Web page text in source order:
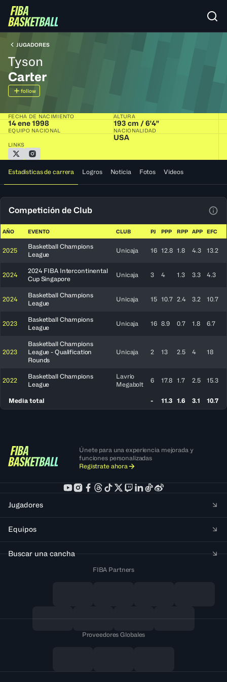
JUGADORES
Tyson
Carter
follow
FECHA DE NACIMIENTO
14 ene 1998
ALTURA
193 cm / 6'4"
EQUIPO NACIONAL NACIONALIDAD
USA
LINKS
Estadísticas de carrera Logros Noticia Fotos Videos
Competición de Club
AÑO EVENTO CLUB PJ PPP RPP APP EFC
2025
Basketball Champions
League
Unicaja 16 12.8 1.8 4.3 13.2
2024
2024 FIBA Intercontinental
Cup Singapore
Unicaja 3 4 1.3 3.3 4.3
2024
Basketball Champions
League
Unicaja 15 10.7 2.4 3.2 10.7
2023
Basketball Champions
League
Unicaja 16 8.9 0.7 1.8 6.7
2023
Basketball Champions
League - Qualification
Rounds
Unicaja 2 13 2.5 4 18
2022
Basketball Champions
League
Lavrio
Megabolt
6 17.8 1.7 2.5 15.3
Media total - 11.3 1.6 3.1 10.7
Únete para una experiencia mejorada y
funciones personalizadas
Regístrate ahora
Jugadores
Equipos
Buscar una cancha
FIBA Partners
Proveedores Globales